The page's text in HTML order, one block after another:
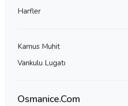
Harfler
Kamus Muhit
Vankulu Lugatı
Osmanice.Com